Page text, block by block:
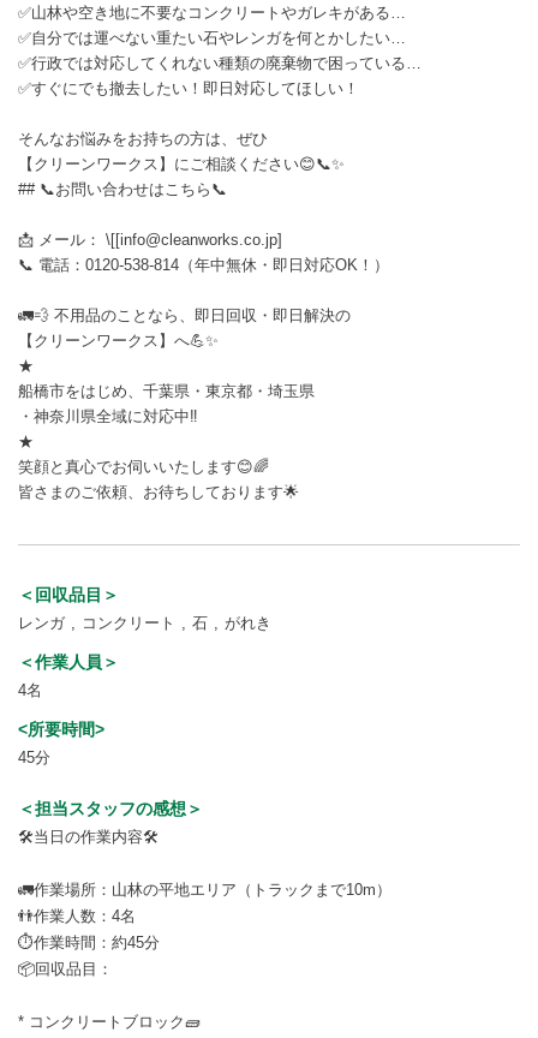
✅山林や空き地に不要なコンクリートやガレキがある…
✅自分では運べない重たい石やレンガを何とかしたい…
✅行政では対応してくれない種類の廃棄物で困っている…
✅すぐにでも撤去したい！即日対応してほしい！
そんなお悩みをお持ちの方は、ぜひ
【クリーンワークス】にご相談ください😊📞✨
## 📞お問い合わせはこちら📞
📩 メール： \[[info@cleanworks.co.jp]
📞 電話：0120-538-814（年中無休・即日対応OK！）
🚛💨 不用品のことなら、即日回収・即日解決の
【クリーンワークス】へ💪✨
★
船橋市をはじめ、千葉県・東京都・埼玉県
・神奈川県全域に対応中‼️
★
笑顔と真心でお伺いいたします😊🌈
皆さまのご依頼、お待ちしております🌟
＜回収品目＞
レンガ コンクリート 石 がれき
＜作業人員＞
4名
<所要時間>
45分
＜担当スタッフの感想＞
🛠️当日の作業内容🛠️
🚛作業場所：山林の平地エリア（トラックまで10m）
👬作業人数：4名
⏱️作業時間：約45分
📦回収品目：
* コンクリートブロック🧱